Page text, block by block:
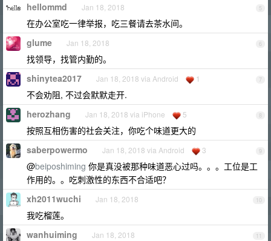
5
hellommd Jan 18, 2018
在办公室吃一律举报，吃三餐请去茶水间。
6
glume Jan 18, 2018
找领导，找管内勤的。
7
shinytea2017 Jan 18, 2018 via Android 1
不会劝阻, 不过会默默走开.
8
herozhang Jan 18, 2018 via iPhone 5
按照互相伤害的社会关注，你吃个味道更大的
9
saberpowermo Jan 18, 2018 via Android 3
@beiposhiming 你是真没被那种味道恶心过吗。。。工位是工
作用的。。吃刺激性的东西不合适吧？
10
xh2011wuchi Jan 18, 2018
我吃榴莲。
11
wanhuiming Jan 18, 2018